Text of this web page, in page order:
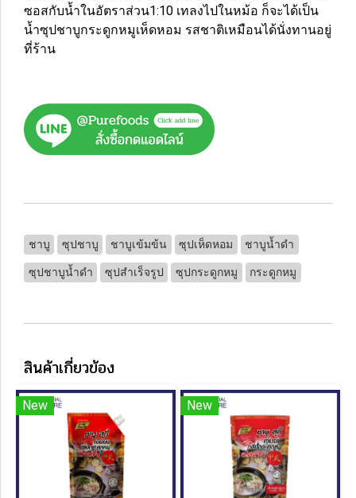
ซอสกับน้ำในอัตราส่วน1:10 เทลงไปในหม้อ ก็จะได้เป็น
น้ำซุปชาบูกระดูกหมูเห็ดหอม รสชาติเหมือนได้นั่งทานอยู่
ที่ร้าน
ชาบู ซุปชาบู ชาบูเข้มข้น ซุปเห็ดหอม ชาบูน้ำดำ
ซุปชาบูน้ำดำ ซุปสำเร็จรูป ซุปกระดูกหมู กระดูกหมู
สินค้าเกี่ยวข้อง
New New